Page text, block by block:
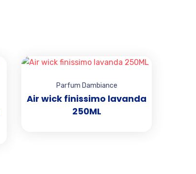
Parfum Dambiance
Air wick finissimo lavanda
250ML